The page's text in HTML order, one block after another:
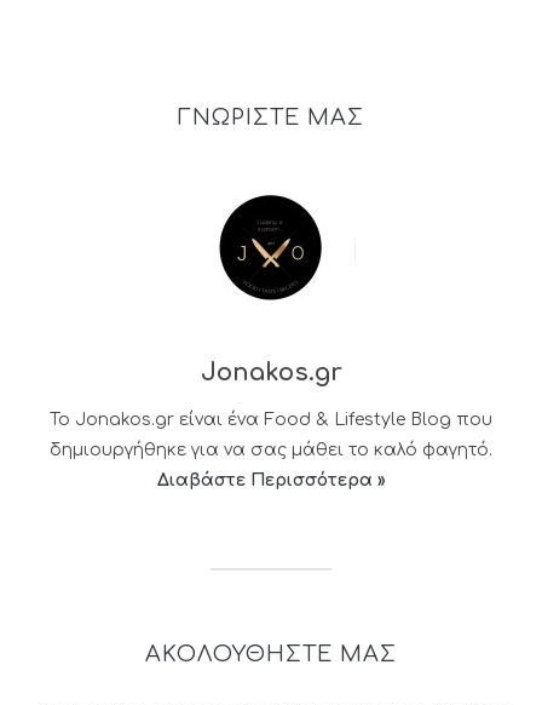
ΓΝΩΡΙΣΤΕ ΜΑΣ
Jonakos.gr
Το Jonakos.gr είναι ένα Food & Lifestyle Blog που
δημιουργήθηκε για να σας μάθει το καλό φαγητό.
Διαβάστε Περισσότερα »
ΑΚΟΛΟΥΘΗΣΤΕ ΜΑΣ